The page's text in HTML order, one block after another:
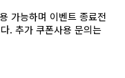
가능하며 이벤트 종료전
. 추가 쿠폰사용 문의는